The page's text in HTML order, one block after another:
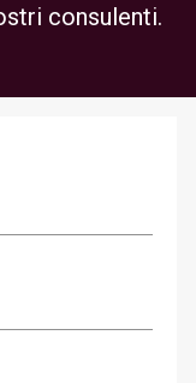
consulenti.